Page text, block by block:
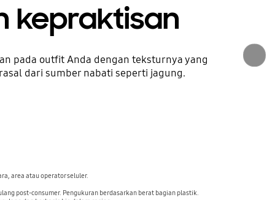
kepraktisan
pada outfit Anda dengan teksturnya yang
dari sumber nabati seperti jagung.
area atau operator seluler.
post-consumer. Pengukuran berdasarkan berat bagian plastik.